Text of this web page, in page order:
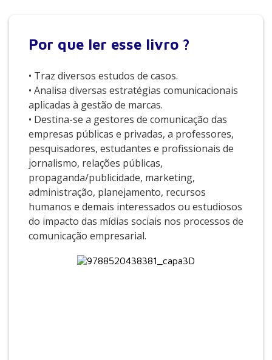
Por que ler esse livro ?
• Traz diversos estudos de casos.
• Analisa diversas estratégias comunicacionais
aplicadas à gestão de marcas.
• Destina-se a gestores de comunicação das
empresas públicas e privadas, a professores,
pesquisadores, estudantes e profissionais de
jornalismo, relações públicas,
propaganda/publicidade, marketing,
administração, planejamento, recursos
humanos e demais interessados ou estudiosos
do impacto das mídias sociais nos processos de
comunicação empresarial.